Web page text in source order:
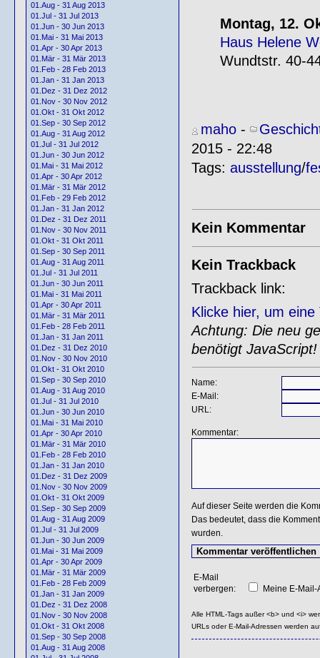
01.Aug - 31 Aug 2013
01.Jul - 31 Jul 2013
01.Jun - 30 Jun 2013
01.Mai - 31 Mai 2013
01.Apr - 30 Apr 2013
01.Mär - 31 Mär 2013
01.Feb - 28 Feb 2013
01.Jan - 31 Jan 2013
01.Dez - 31 Dez 2012
01.Nov - 30 Nov 2012
01.Okt - 31 Okt 2012
01.Sep - 30 Sep 2012
01.Aug - 31 Aug 2012
01.Jul - 31 Jul 2012
01.Jun - 30 Jun 2012
01.Mai - 31 Mai 2012
01.Apr - 30 Apr 2012
01.Mär - 31 Mär 2012
01.Feb - 29 Feb 2012
01.Jan - 31 Jan 2012
01.Dez - 31 Dez 2011
01.Nov - 30 Nov 2011
01.Okt - 31 Okt 2011
01.Sep - 30 Sep 2011
01.Aug - 31 Aug 2011
01.Jul - 31 Jul 2011
01.Jun - 30 Jun 2011
01.Mai - 31 Mai 2011
01.Apr - 30 Apr 2011
01.Mär - 31 Mär 2011
01.Feb - 28 Feb 2011
01.Jan - 31 Jan 2011
01.Dez - 31 Dez 2010
01.Nov - 30 Nov 2010
01.Okt - 31 Okt 2010
01.Sep - 30 Sep 2010
01.Aug - 31 Aug 2010
01.Jul - 31 Jul 2010
01.Jun - 30 Jun 2010
01.Mai - 31 Mai 2010
01.Apr - 30 Apr 2010
01.Mär - 31 Mär 2010
01.Feb - 28 Feb 2010
01.Jan - 31 Jan 2010
01.Dez - 31 Dez 2009
01.Nov - 30 Nov 2009
01.Okt - 31 Okt 2009
01.Sep - 30 Sep 2009
01.Aug - 31 Aug 2009
01.Jul - 31 Jul 2009
01.Jun - 30 Jun 2009
01.Mai - 31 Mai 2009
01.Apr - 30 Apr 2009
01.Mär - 31 Mär 2009
01.Feb - 28 Feb 2009
01.Jan - 31 Jan 2009
01.Dez - 31 Dez 2008
01.Nov - 30 Nov 2008
01.Okt - 31 Okt 2008
01.Sep - 30 Sep 2008
01.Aug - 31 Aug 2008
Montag, 12.
Haus Helene
Wundtstr. 40-
maho-
2015 - 22:48
Tags: ausstellung/
Kein Kommentar
Kein Trackback
Trackback link:
Klicke hier, um
Achtung: Die neu
benötigt JavaScript!
Name:
E-Mail:
URL:
Kommentar:
Auf dieser Seite werden die
Das bedeutet, dass die
wurden.
E-Mail
verbergen:
Meine E-
Alle HTML-Tags außer <b> und <i>
URLs oder E-Mail-Adressen werden